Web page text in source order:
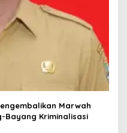
Marwah
Bayang Kriminalisasi